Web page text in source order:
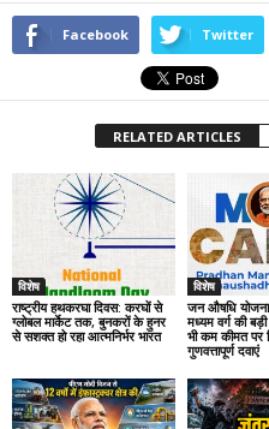
Facebook Twitter
RELATED ARTICLES
विशेष
राष्ट्रीय हथकरघा दिवस: करघों से
ग्लोबल मार्केट तक, बुनकरों के हुनर
से सशक्त हो रहा आत्मनिर्भर भारत
विशेष
जन औषधि
मध्यम वर्ग की
भी कम कीमत पर
गुणवत्तापूर्ण दवाएं